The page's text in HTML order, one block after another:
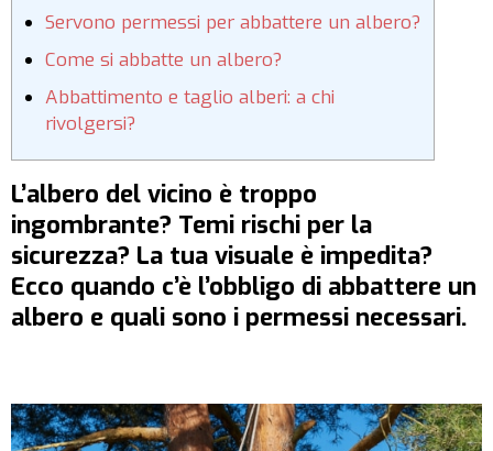
Servono permessi per abbattere un albero?
Come si abbatte un albero?
Abbattimento e taglio alberi: a chi
rivolgersi?
L’albero del vicino è troppo
ingombrante? Temi rischi per la
sicurezza? La tua visuale è impedita?
Ecco quando c’è l’obbligo di abbattere un
albero e quali sono i permessi necessari.